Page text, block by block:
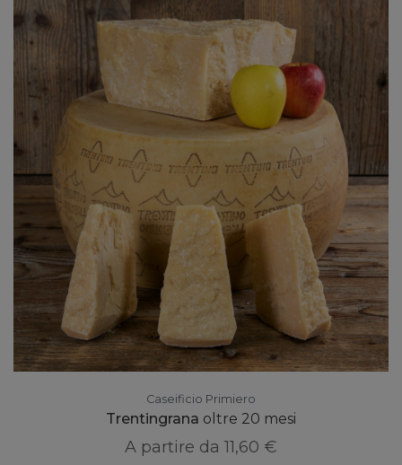
Caseificio Primiero
Trentingrana oltre 20 mesi
A partire da 11,60 €